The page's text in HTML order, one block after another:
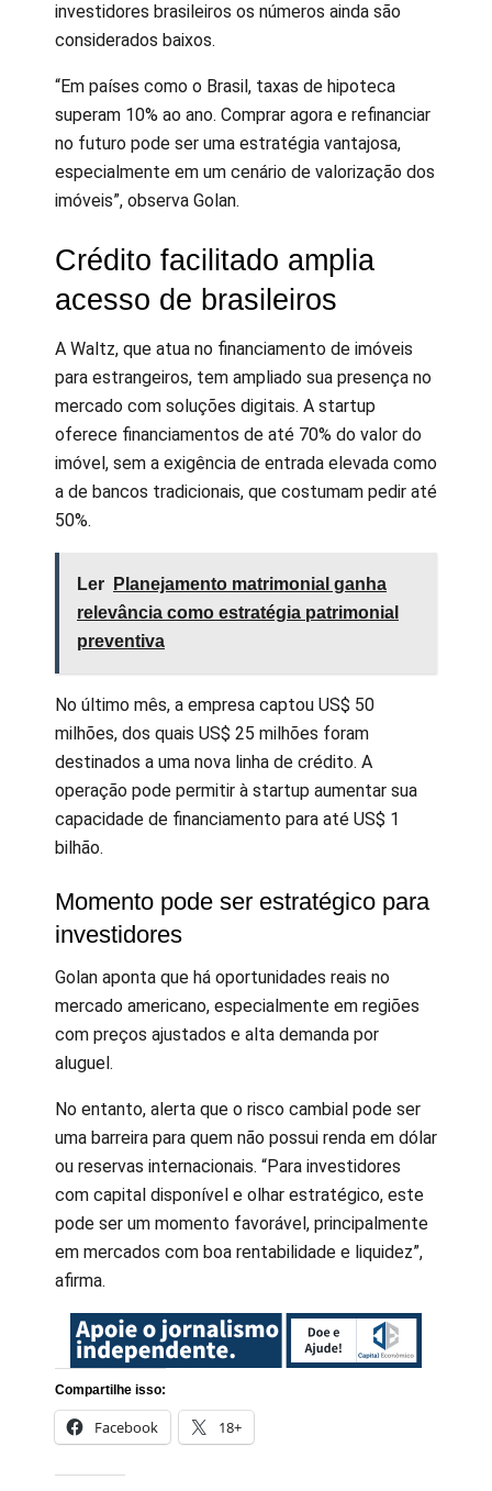
investidores brasileiros os números ainda são
considerados baixos.
“Em países como o Brasil, taxas de hipoteca
superam 10% ao ano. Comprar agora e refinanciar
no futuro pode ser uma estratégia vantajosa,
especialmente em um cenário de valorização dos
imóveis”, observa Golan.
Crédito facilitado amplia
acesso de brasileiros
A Waltz, que atua no financiamento de imóveis
para estrangeiros, tem ampliado sua presença no
mercado com soluções digitais. A startup
oferece financiamentos de até 70% do valor do
imóvel, sem a exigência de entrada elevada como
a de bancos tradicionais, que costumam pedir até
50%.
Ler
Planejamento matrimonial ganha
relevância como estratégia patrimonial
preventiva
No último mês, a empresa captou US$ 50
milhões, dos quais US$ 25 milhões foram
destinados a uma nova linha de crédito. A
operação pode permitir à startup aumentar sua
capacidade de financiamento para até US$ 1
bilhão.
Momento pode ser estratégico para
investidores
Golan aponta que há oportunidades reais no
mercado americano, especialmente em regiões
com preços ajustados e alta demanda por
aluguel.
No entanto, alerta que o risco cambial pode ser
uma barreira para quem não possui renda em dólar
ou reservas internacionais. “Para investidores
com capital disponível e olhar estratégico, este
pode ser um momento favorável, principalmente
em mercados com boa rentabilidade e liquidez”,
afirma.
Compartilhe isso:
Facebook 18+